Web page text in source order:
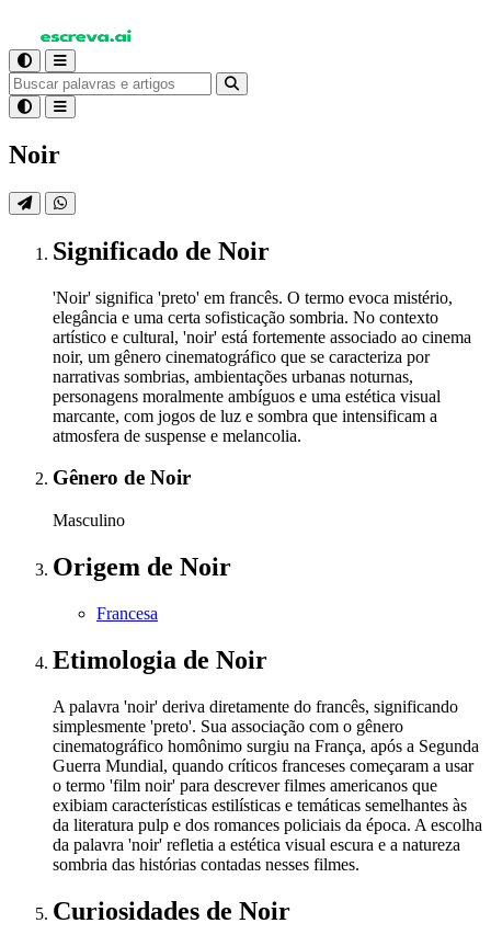
Noir
Significado de Noir
'Noir' significa 'preto' em francês. O termo evoca mistério,
elegância e uma certa sofisticação sombria. No contexto
artístico e cultural, 'noir' está fortemente associado ao cinema
noir, um gênero cinematográfico que se caracteriza por
narrativas sombrias, ambientações urbanas noturnas,
personagens moralmente ambíguos e uma estética visual
marcante, com jogos de luz e sombra que intensificam a
atmosfera de suspense e melancolia.
Gênero de Noir
Masculino
Origem de Noir
Francesa
Etimologia de Noir
A palavra 'noir' deriva diretamente do francês, significando
simplesmente 'preto'. Sua associação com o gênero
cinematográfico homônimo surgiu na França, após a Segunda
Guerra Mundial, quando críticos franceses começaram a usar
o termo 'film noir' para descrever filmes americanos que
exibiam características estilísticas e temáticas semelhantes às
da literatura pulp e dos romances policiais da época. A escolha
da palavra 'noir' refletia a estética visual escura e a natureza
sombria das histórias contadas nesses filmes.
Curiosidades de Noir